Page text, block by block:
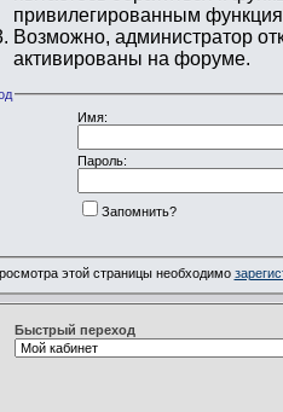
привилегированным
Возможно, администратор
активированы на форуме.
Имя:
Пароль:
Запомнить?
этой страницы необходимо
Быстрый переход